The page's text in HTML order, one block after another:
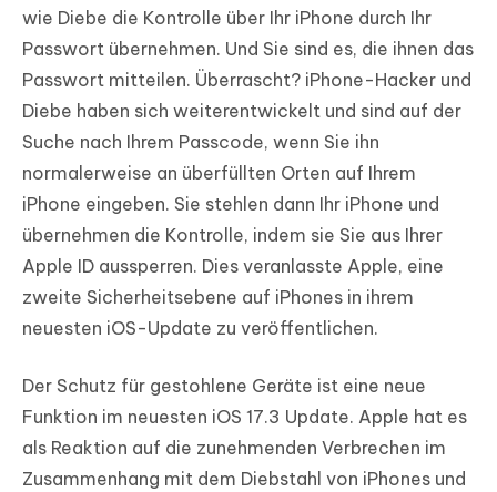
wie Diebe die Kontrolle über Ihr iPhone durch Ihr
Passwort übernehmen. Und Sie sind es, die ihnen das
Passwort mitteilen. Überrascht? iPhone-Hacker und
Diebe haben sich weiterentwickelt und sind auf der
Suche nach Ihrem Passcode, wenn Sie ihn
normalerweise an überfüllten Orten auf Ihrem
iPhone eingeben. Sie stehlen dann Ihr iPhone und
übernehmen die Kontrolle, indem sie Sie aus Ihrer
Apple ID aussperren. Dies veranlasste Apple, eine
zweite Sicherheitsebene auf iPhones in ihrem
neuesten iOS-Update zu veröffentlichen.
Der Schutz für gestohlene Geräte ist eine neue
Funktion im neuesten iOS 17.3 Update. Apple hat es
als Reaktion auf die zunehmenden Verbrechen im
Zusammenhang mit dem Diebstahl von iPhones und